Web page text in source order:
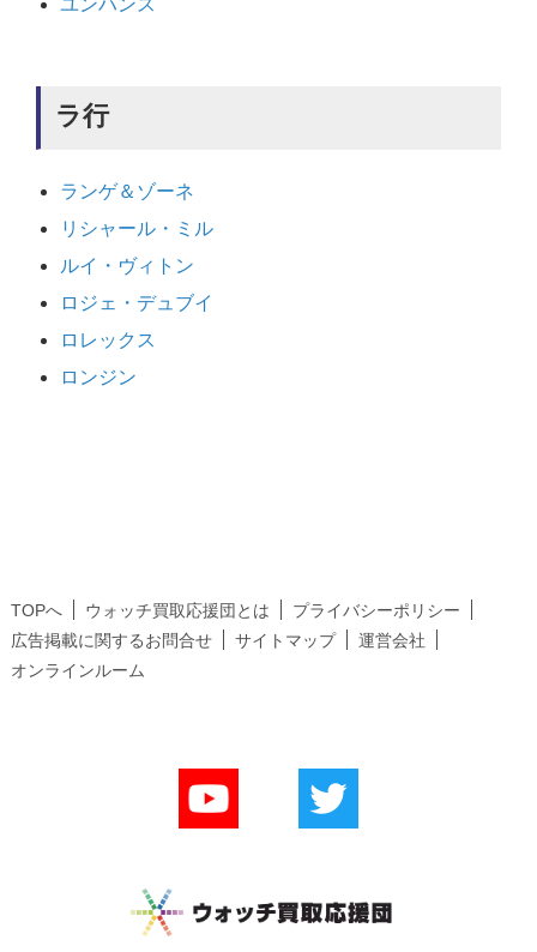
ユンハンス
ラ行
ランゲ＆ゾーネ
リシャール・ミル
ルイ・ヴィトン
ロジェ・デュブイ
ロレックス
ロンジン
TOPへ ウォッチ買取応援団とは
プライバシーポリシー
広告掲載に関するお問合せ
サイトマップ
運営会社
オンラインルーム